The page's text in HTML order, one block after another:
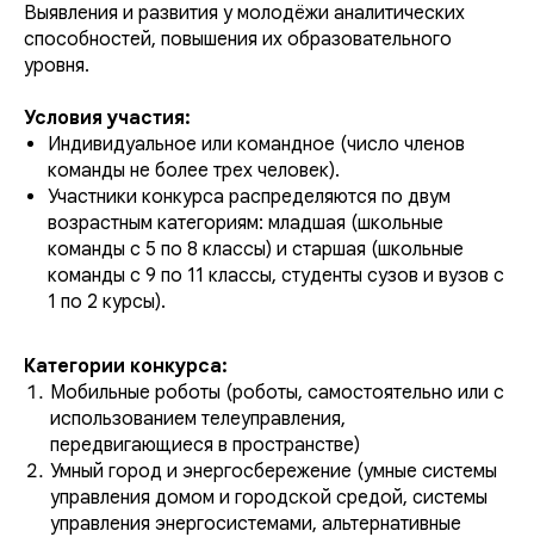
Выявления и развития у молодёжи аналитических
способностей, повышения их образовательного
уровня.
Условия участия:
Индивидуальное или командное (число членов
команды не более трех человек).
Участники конкурса распределяются по двум
возрастным категориям: младшая (школьные
команды с 5 по 8 классы) и старшая (школьные
команды с 9 по 11 классы, студенты сузов и вузов с
1 по 2 курсы).
Категории конкурса:
Мобильные роботы (роботы, самостоятельно или с
использованием телеуправления,
передвигающиеся в пространстве)
Умный город и энергосбережение (умные системы
управления домом и городской средой, системы
управления энергосистемами, альтернативные